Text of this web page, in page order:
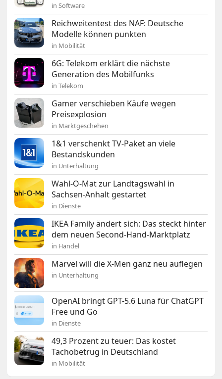
in Software
Reichweitentest des NAF: Deutsche
Modelle können punkten
in Mobilität
6G: Telekom erklärt die nächste
Generation des Mobilfunks
in Telekom
Gamer verschieben Käufe wegen
Preisexplosion
in Marktgeschehen
1&1 verschenkt TV-Paket an viele
Bestandskunden
in Unterhaltung
Wahl-O-Mat zur Landtagswahl in
Sachsen-Anhalt gestartet
in Dienste
IKEA Family ändert sich: Das steckt hinter
dem neuen Second-Hand-Marktplatz
in Handel
Marvel will die X-Men ganz neu auflegen
in Unterhaltung
OpenAI bringt GPT-5.6 Luna für ChatGPT
Free und Go
in Dienste
49,3 Prozent zu teuer: Das kostet
Tachobetrug in Deutschland
in Mobilität